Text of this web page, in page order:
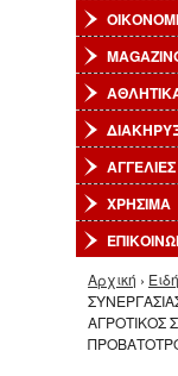
ΑΓΓΕΛΙΕΣ
ΧΡΗΣΙΜΑ
Είστε
Αρχική ›
ΑΓΡΟΤΙΚΟΣ